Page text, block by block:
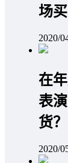
场
2020/
在
表
货？
2020/